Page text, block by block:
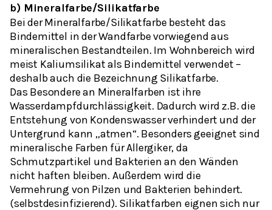
b) Mineralfarbe/Silikatfarbe
Bei der Mineralfarbe/Silikatfarbe besteht das
Bindemittel in der Wandfarbe vorwiegend aus
mineralischen Bestandteilen. Im Wohnbereich wird
meist Kaliumsilikat als Bindemittel verwendet –
deshalb auch die Bezeichnung Silikatfarbe.
Das Besondere an Mineralfarben ist ihre
Wasserdampfdurchlässigkeit. Dadurch wird z.B. die
Entstehung von Kondenswasser verhindert und der
Untergrund kann „atmen“. Besonders geeignet sind
mineralische Farben für Allergiker, da
Schmutzpartikel und Bakterien an den Wänden
nicht haften bleiben. Außerdem wird die
Vermehrung von Pilzen und Bakterien behindert.
(selbstdesinfizierend). Silikatfarben eignen sich nur